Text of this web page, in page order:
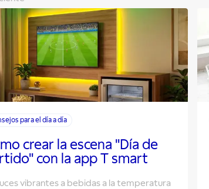
para el día a día
crear la escena "Día de
con la app T smart
vibrantes a bebidas a la temperatura